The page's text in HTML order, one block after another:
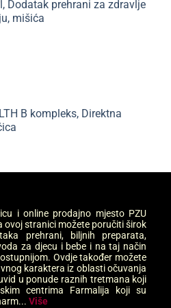
Dodatak prehrani za zdravlje
mišića
B kompleks, Direktna
i online prodajno mjesto PZU
ovoj stranici možete poručiti širok
prehrani, biljnih preparata,
za djecu i bebe i na taj način
Ovdje također možete
karaktera iz oblasti očuvanja
u ponude raznih tretmana koji
centrima Farmalija koji su
Više